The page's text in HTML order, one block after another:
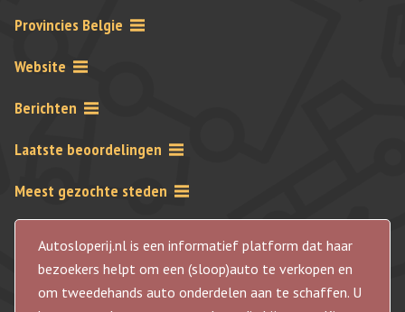
Provincies Belgie
Website
Berichten
Laatste beoordelingen
Meest gezochte steden
Autosloperij.nl is een informatief platform dat haar
bezoekers helpt om een (sloop)auto te verkopen en
om tweedehands auto onderdelen aan te schaffen. U